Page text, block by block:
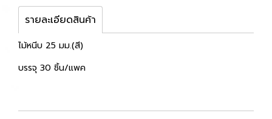
รายละเอียดสินค้า
ไม้หนีบ 25 มม.(สี)
บรรจุ 30 ชิ้น/แพค